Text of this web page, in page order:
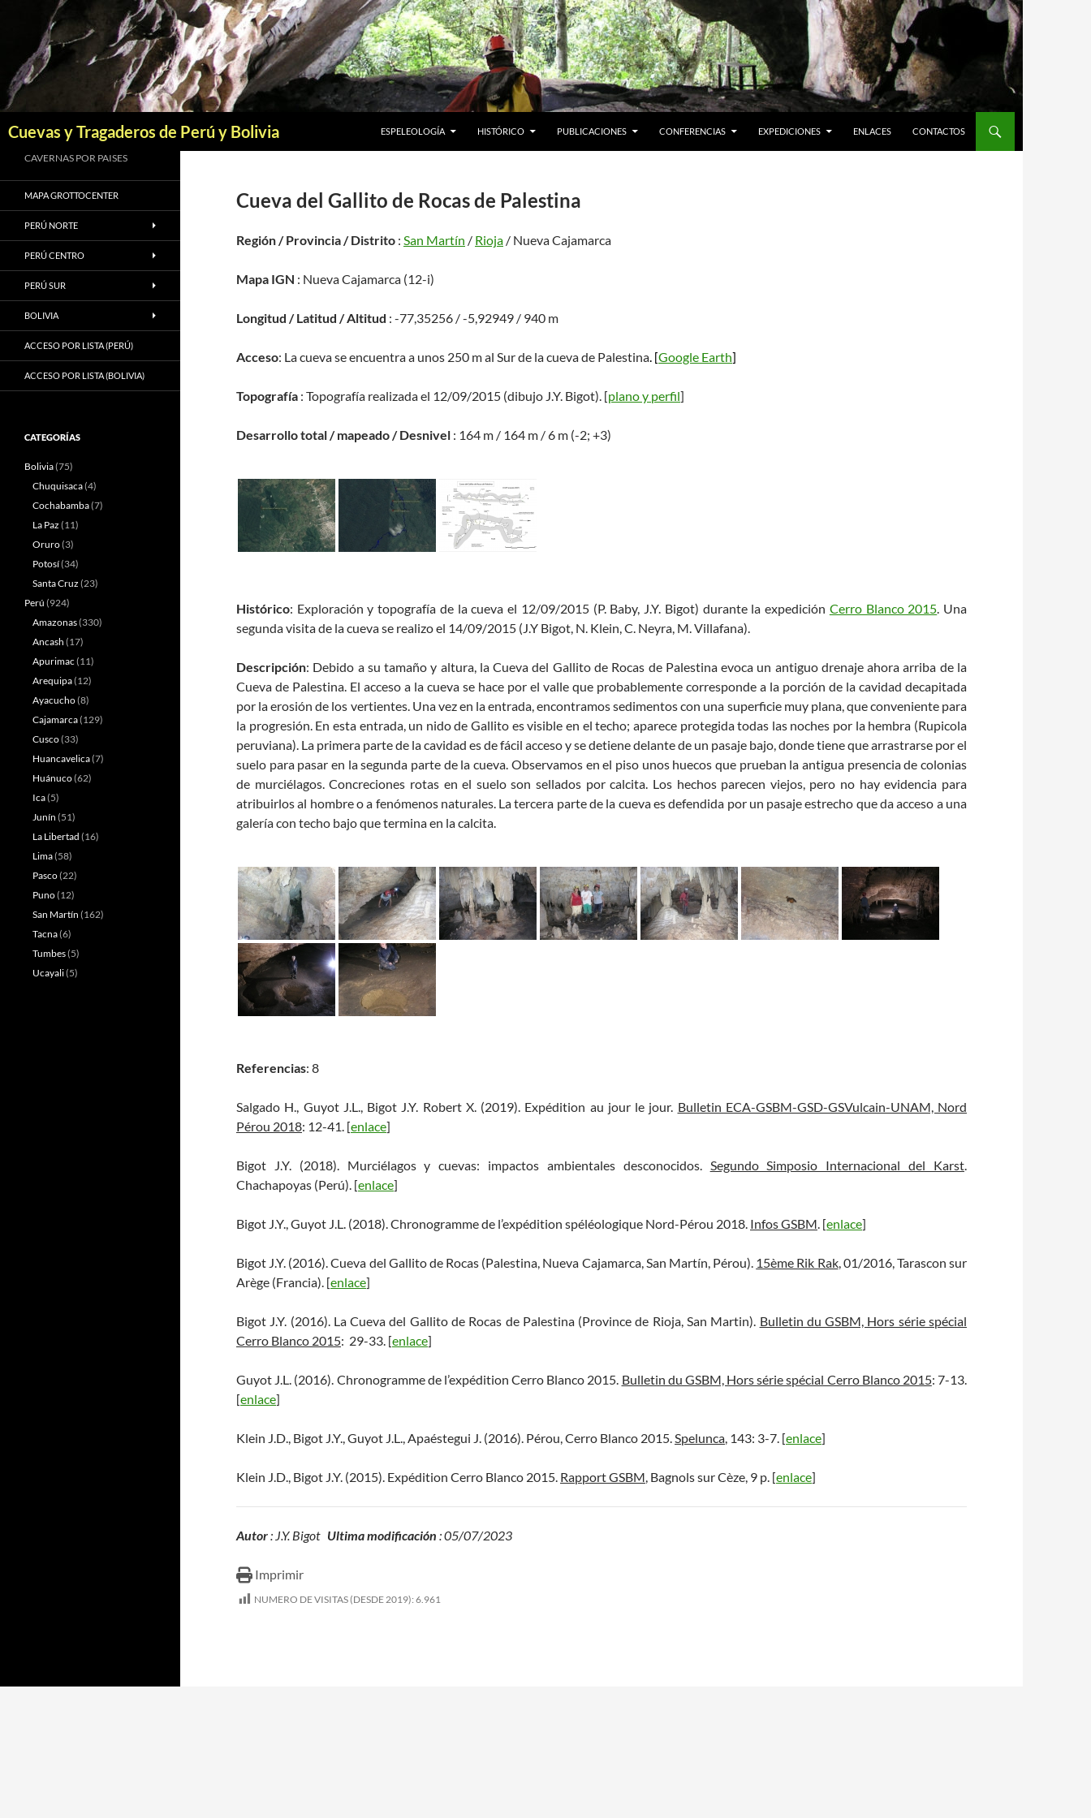
contenido
Cuevas y Tragaderos de Perú y Bolivia ESPELEOLOGÍA HISTÓRICO PUBLICACIONES CONFERENCIAS EXPEDICIONES ENLACES CONTACTOS
Cueva del Gallito de Rocas de Palestina
Región / Provincia / Distrito : San Martín / Rioja / Nueva Cajamarca
Mapa IGN : Nueva Cajamarca (12-i)
Longitud / Latitud / Altitud : -77,35256 / -5,92949 / 940 m
Acceso: La cueva se encuentra a unos 250 m al Sur de la cueva de Palestina. [Google Earth]
Topografía : Topografía realizada el 12/09/2015 (dibujo J.Y. Bigot). [plano y perfil]
Desarrollo total / mapeado / Desnivel : 164 m / 164 m / 6 m (-2; +3)
Histórico: Exploración y topografía de la cueva el 12/09/2015 (P. Baby, J.Y. Bigot) durante la expedición Cerro Blanco 2015. Una
segunda visita de la cueva se realizo el 14/09/2015 (J.Y Bigot, N. Klein, C. Neyra, M. Villafana).
Descripción: Debido a su tamaño y altura, la Cueva del Gallito de Rocas de Palestina evoca un antiguo drenaje ahora arriba de la
Cueva de Palestina. El acceso a la cueva se hace por el valle que probablemente corresponde a la porción de la cavidad decapitada
por la erosión de los vertientes. Una vez en la entrada, encontramos sedimentos con una superficie muy plana, que conveniente para
la progresión. En esta entrada, un nido de Gallito es visible en el techo; aparece protegida todas las noches por la hembra (Rupicola
peruviana). La primera parte de la cavidad es de fácil acceso y se detiene delante de un pasaje bajo, donde tiene que arrastrarse por el
suelo para pasar en la segunda parte de la cueva. Observamos en el piso unos huecos que prueban la antigua presencia de colonias
de murciélagos.Concreciones rotas en el suelo son sellados por calcita. Los hechos parecen viejos, pero no hay evidencia para
atribuirlos al hombre o a fenómenos naturales. La tercera parte de la cueva es defendida por un pasaje estrecho que da acceso a una
galería con techo bajo que termina en la calcita.
Referencias: 8
Salgado H., Guyot J.L., Bigot J.Y. Robert X. (2019). Expédition au jour le jour. Bulletin ECA-GSBM-GSD-GSVulcain-UNAM, Nord
Pérou 2018: 12-41. [enlace]
Bigot J.Y. (2018). Murciélagos y cuevas: impactos ambientales desconocidos. Segundo Simposio Internacional del Karst.
Chachapoyas (Perú). [enlace]
Bigot J.Y., Guyot J.L. (2018). Chronogramme de l’expédition spéléologique Nord-Pérou 2018. Infos GSBM. [enlace]
Bigot J.Y. (2016). Cueva del Gallito de Rocas (Palestina, Nueva Cajamarca, San Martín, Pérou). 15ème Rik Rak, 01/2016, Tarascon sur
Arège (Francia). [enlace]
Bigot J.Y. (2016). La Cueva del Gallito de Rocas de Palestina (Province de Rioja, San Martin). Bulletin du GSBM, Hors série spécial
Cerro Blanco 2015: 29-33. [enlace]
Guyot J.L. (2016). Chronogramme de l’expédition Cerro Blanco 2015. Bulletin du GSBM, Hors série spécial Cerro Blanco 2015: 7-13.
[enlace]
Klein J.D., Bigot J.Y., Guyot J.L., Apaéstegui J. (2016). Pérou, Cerro Blanco 2015.Spelunca, 143: 3-7. [enlace]
Klein J.D., Bigot J.Y. (2015). Expédition Cerro Blanco 2015. Rapport GSBM, Bagnols sur Cèze, 9 p. [enlace]
Autor: J.Y. Bigot Ultima modificación : 05/07/2023
Imprimir
NUMERO DE VISITAS (DESDE 2019): 6.961
CAVERNAS POR PAISES
MAPA GROTTOCENTER
PERÚ NORTE
PERÚ CENTRO
PERÚ SUR
BOLIVIA
ACCESO POR LISTA (PERÚ)
ACCESO POR LISTA (BOLIVIA)
CATEGORÍAS
Bolivia(75)
Chuquisaca(4)
Cochabamba(7)
La Paz (11)
Oruro(3)
Potosí(34)
Santa Cruz (23)
Perú (924)
Amazonas(330)
Ancash (17)
Apurimac (11)
Arequipa(12)
Ayacucho(8)
Cajamarca(129)
Cusco(33)
Huancavelica(7)
Huánuco(62)
Ica(5)
Junín (51)
La Libertad (16)
Lima(58)
Pasco(22)
Puno(12)
San Martín (162)
Tacna(6)
Tumbes(5)
Ucayali(5)